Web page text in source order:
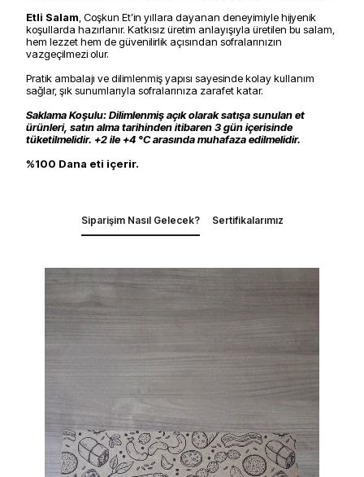
Etli Salam , Coşkun Et’in yıllara dayanan deneyimiyle hijyenik
koşullarda hazırlanır. Katkısız üretim anlayışıyla üretilen bu salam,
hem lezzet hem de güvenilirlik açısından sofralarınızın
vazgeçilmezi olur.
Pratik ambalajı ve dilimlenmiş yapısı sayesinde kolay kullanım
sağlar, şık sunumlarıyla sofralarınıza zarafet katar.
Saklama Koşulu: Dilimlenmiş açık olarak satışa sunulan et
ürünleri, satın alma tarihinden itibaren 3 gün içerisinde
tüketilmelidir. +2 ile +4 °C arasında muhafaza edilmelidir.
%100 Dana eti içerir.
Siparişim Nasıl Gelecek? Sertifikalarımız